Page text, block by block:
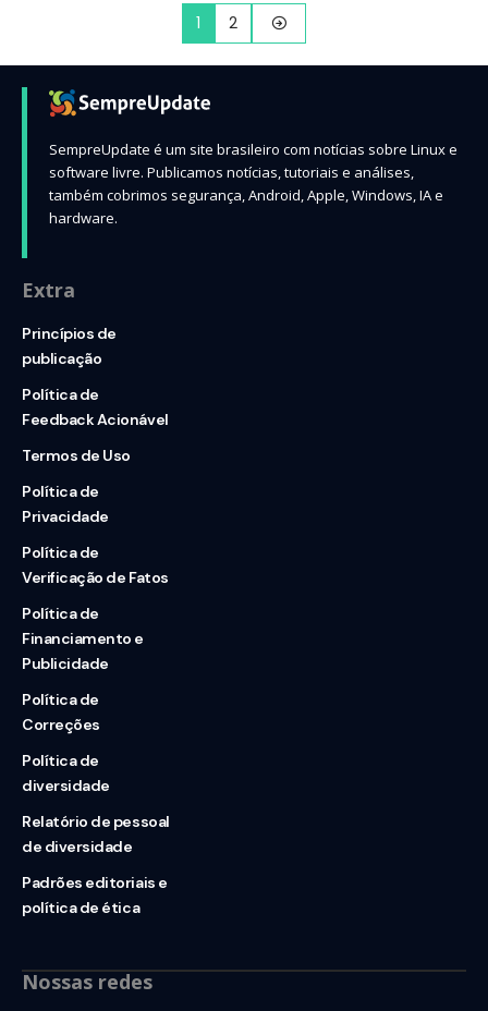
1 2
SempreUpdate é um site brasileiro com notícias sobre Linux e
software livre. Publicamos notícias, tutoriais e análises,
também cobrimos segurança, Android, Apple, Windows, IA e
hardware.
Extra
Princípios de
publicação
Política de
Feedback Acionável
Termos de Uso
Política de
Privacidade
Política de
Verificação de Fatos
Política de
Financiamento e
Publicidade
Política de
Correções
Política de
diversidade
Relatório de pessoal
de diversidade
Padrões editoriais e
política de ética
Nossas redes